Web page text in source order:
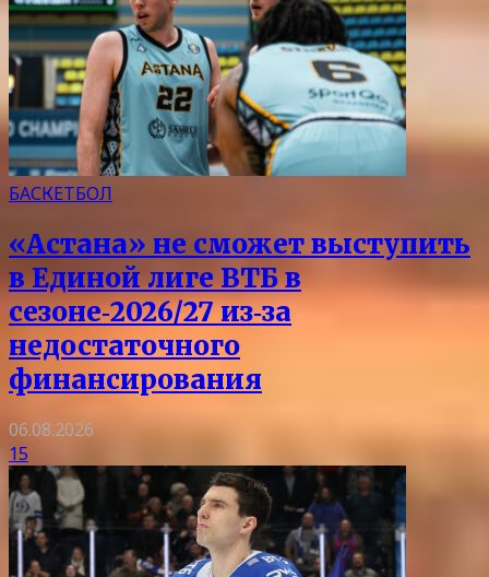
БАСКЕТБОЛ
«Астана» не сможет выступить
в Единой лиге ВТБ в
сезоне‑2026/27 из‑за
недостаточного
финансирования
06.08.2026
15